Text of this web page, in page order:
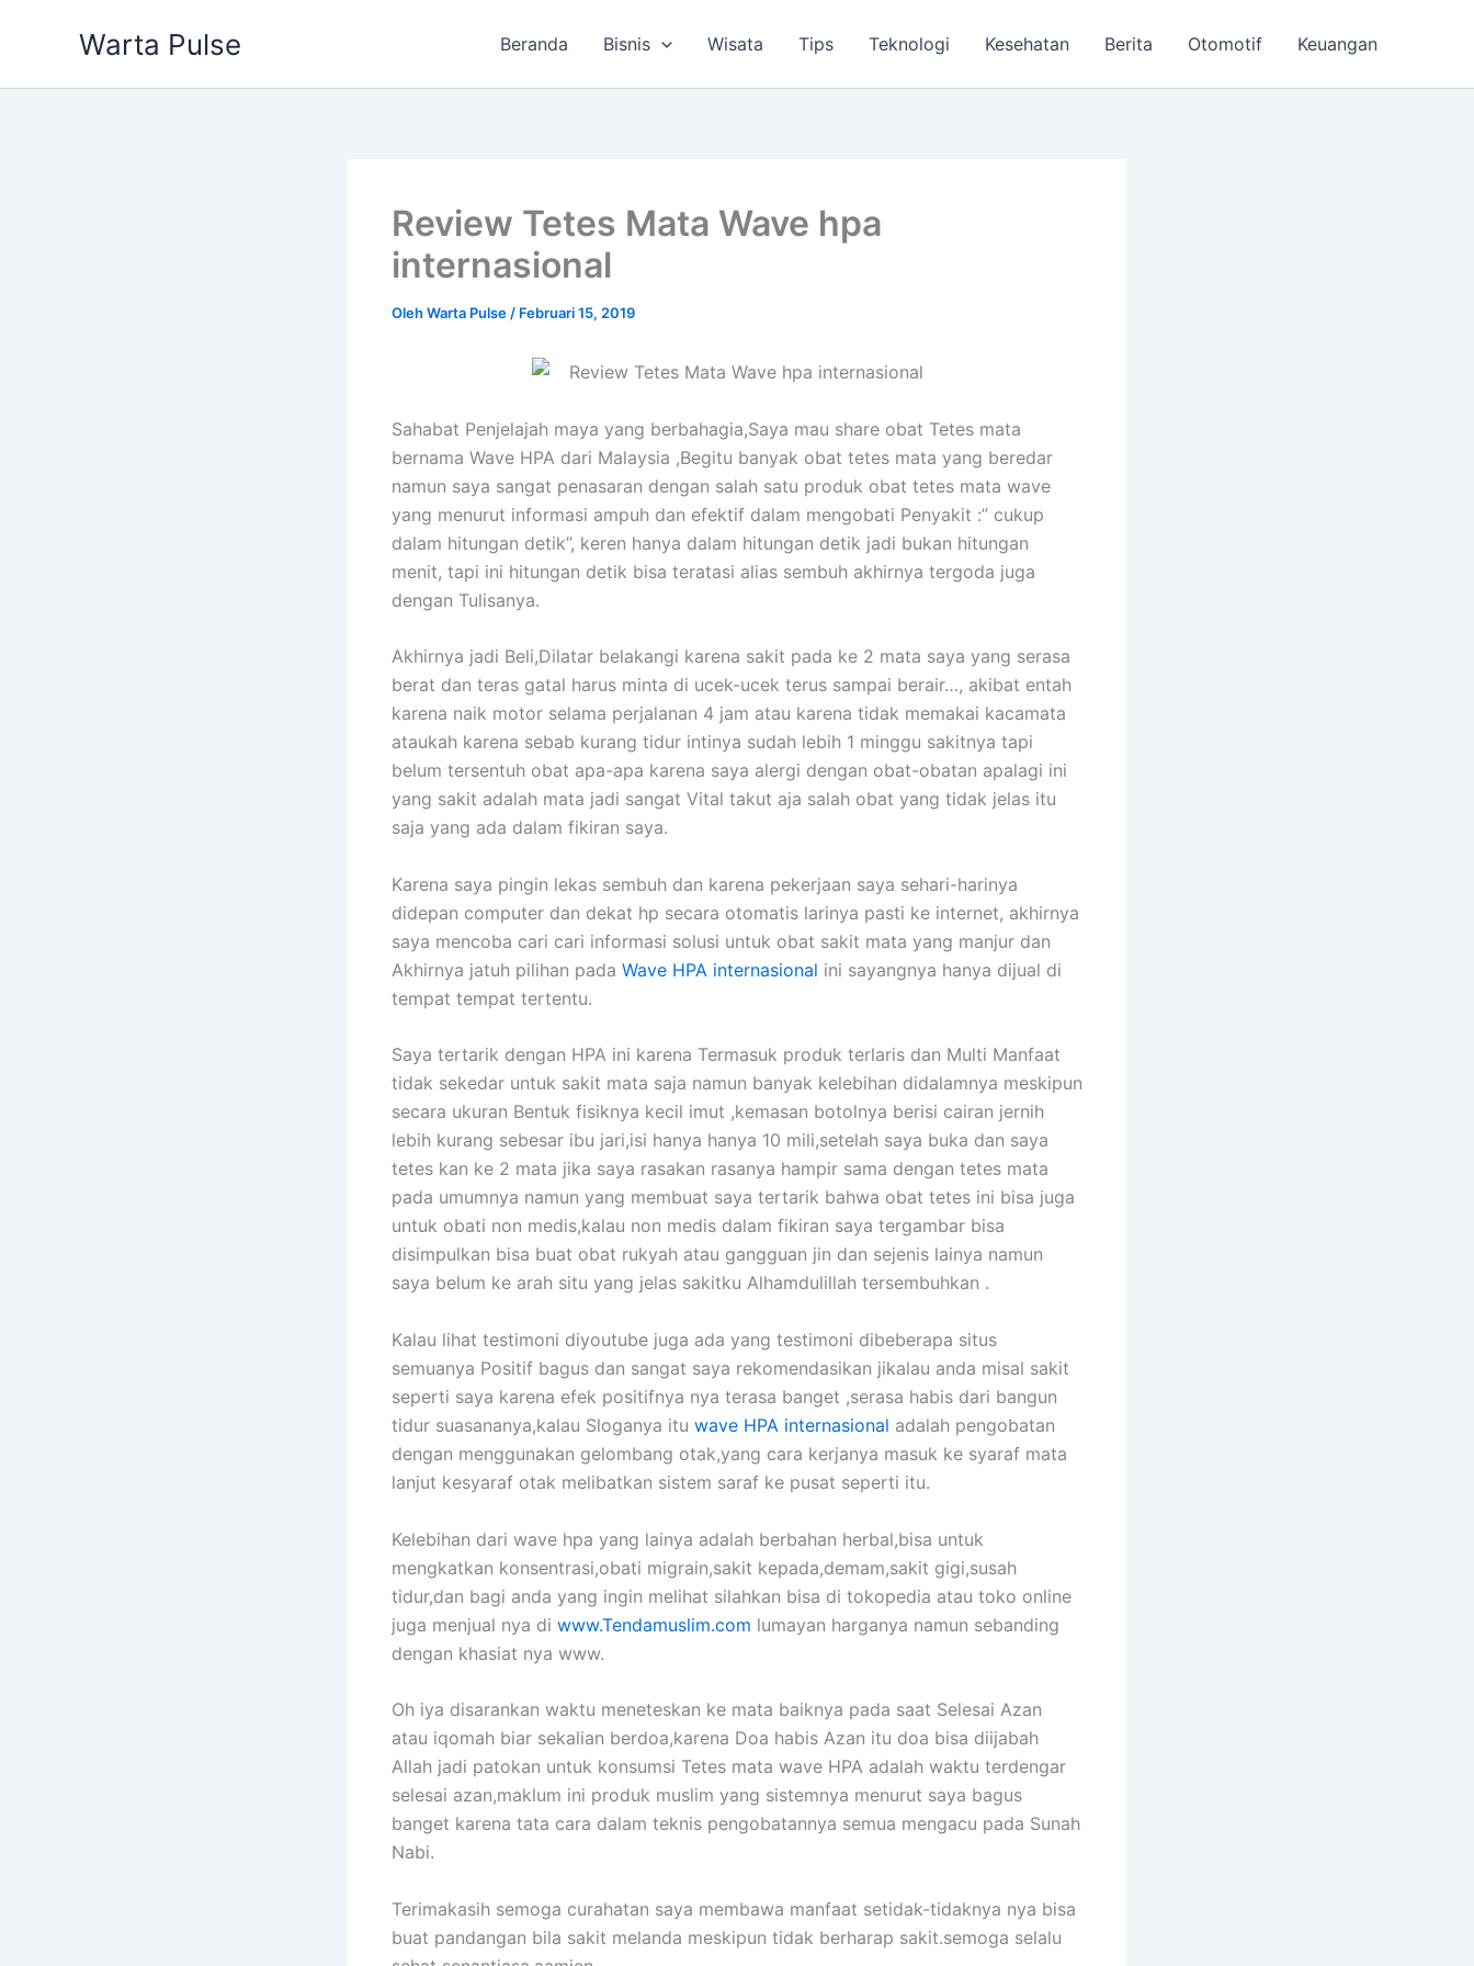
Warta Pulse Beranda Bisnis Wisata Tips Teknologi Kesehatan Berita Otomotif Keuangan
Review Tetes Mata Wave hpa
internasional
OlehWarta Pulse / Februari 15, 2019
Sahabat Penjelajah maya yang berbahagia,Saya mau share obat Tetes mata
bernama Wave HPA dari Malaysia ,Begitu banyak obat tetes mata yang beredar
namun saya sangat penasaran dengan salah satu produk obat tetes mata wave
yang menurut informasi ampuh dan efektif dalam mengobati Penyakit :” cukup
dalam hitungan detik”, keren hanya dalam hitungan detik jadi bukan hitungan
menit, tapi ini hitungan detik bisa teratasi alias sembuh akhirnya tergoda juga
dengan Tulisanya.
Akhirnya jadi Beli,Dilatar belakangi karena sakit pada ke 2 mata saya yang serasa
berat dan teras gatal harus minta di ucek-ucek terus sampai berair…, akibat entah
karena naik motor selama perjalanan 4 jam atau karena tidak memakai kacamata
ataukah karena sebab kurang tidur intinya sudah lebih 1 minggu sakitnya tapi
belum tersentuh obat apa-apa karena saya alergi dengan obat-obatan apalagi ini
yang sakit adalah mata jadi sangat Vital takut aja salah obat yang tidak jelas itu
saja yang ada dalam fikiran saya.
Karena saya pingin lekas sembuh dan karena pekerjaan saya sehari-harinya
didepan computer dan dekat hp secara otomatis larinya pasti ke internet, akhirnya
saya mencoba cari cari informasi solusi untuk obat sakit mata yang manjur dan
Akhirnya jatuh pilihan pada Wave HPA internasional ini sayangnya hanya dijual di
tempat tempat tertentu.
Saya tertarik dengan HPA ini karena Termasuk produk terlaris dan Multi Manfaat
tidak sekedar untuk sakit mata saja namun banyak kelebihan didalamnya meskipun
secara ukuran Bentuk fisiknya kecil imut ,kemasan botolnya berisi cairan jernih
lebih kurang sebesar ibu jari,isi hanya hanya 10 mili,setelah saya buka dan saya
tetes kan ke 2 mata jika saya rasakan rasanya hampir sama dengan tetes mata
pada umumnya namun yang membuat saya tertarik bahwa obat tetes ini bisa juga
untuk obati non medis,kalau non medis dalam fikiran saya tergambar bisa
disimpulkan bisa buat obat rukyah atau gangguan jin dan sejenis lainya namun
saya belum ke arah situ yang jelas sakitku Alhamdulillah tersembuhkan .
Kalau lihat testimoni diyoutube juga ada yang testimoni dibeberapa situs
semuanya Positif bagus dan sangat saya rekomendasikan jikalau anda misal sakit
seperti saya karena efek positifnya nya terasa banget ,serasa habis dari bangun
tidur suasananya,kalau Sloganya itu wave HPA internasional adalah pengobatan
dengan menggunakan gelombang otak,yang cara kerjanya masuk ke syaraf mata
lanjut kesyaraf otak melibatkan sistem saraf ke pusat seperti itu.
Kelebihan dari wave hpa yang lainya adalah berbahan herbal,bisa untuk
mengkatkan konsentrasi,obati migrain,sakit kepada,demam,sakit gigi,susah
tidur,dan bagi anda yang ingin melihat silahkan bisa di tokopedia atau toko online
juga menjual nya di www.Tendamuslim.com lumayan harganya namun sebanding
dengan khasiat nya www.
Oh iya disarankan waktu meneteskan ke mata baiknya pada saat Selesai Azan
atau iqomah biar sekalian berdoa,karena Doa habis Azan itu doa bisa diijabah
Allah jadi patokan untuk konsumsi Tetes mata wave HPA adalah waktu terdengar
selesai azan,maklum ini produk muslim yang sistemnya menurut saya bagus
banget karena tata cara dalam teknis pengobatannya semua mengacu pada Sunah
Nabi.
Terimakasih semoga curahatan saya membawa manfaat setidak-tidaknya nya bisa
buat pandangan bila sakit melanda meskipun tidak berharap sakit.semoga selalu